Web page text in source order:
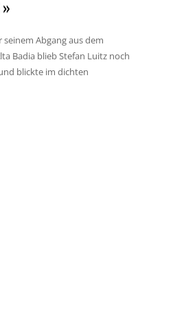
seinem Abgang aus dem
Badia blieb Stefan Luitz noch
blickte im dichten